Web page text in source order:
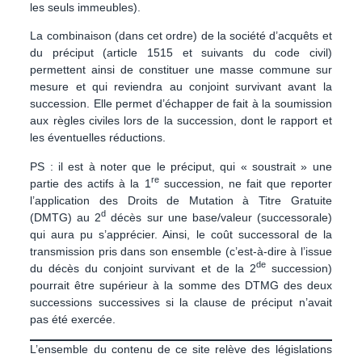
les seuls immeubles).
La combinaison (dans cet ordre) de la société d’acquêts et
du préciput (article 1515 et suivants du code civil)
permettent ainsi de constituer une masse commune sur
mesure et qui reviendra au conjoint survivant avant la
succession.
Elle permet d’échapper de fait à la soumission
aux règles civiles lors de la succession, dont le rapport et
les éventuelles réductions.
PS : il est à noter que le préciput, qui « soustrait » une
partie des actifs à la 1 resuccession, ne fait que reporter
l’application des Droits de Mutation à Titre Gratuite
(DMTG) au 2d décès sur une base/valeur (successorale)
qui aura pu s’apprécier. Ainsi, le coût successoral de la
transmission pris dans son ensemble (c’est-à-dire à l’issue
du décès du conjoint survivant et de la 2desuccession)
pourrait être supérieur à la somme des DTMG des deux
successions successives si la clause de préciput n’avait
pas été exercée.
L’ensemble du contenu de ce site relève des législations